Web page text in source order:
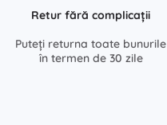
Retur fără complicații
Puteți returna toate bunurile
în termen de 30 zile